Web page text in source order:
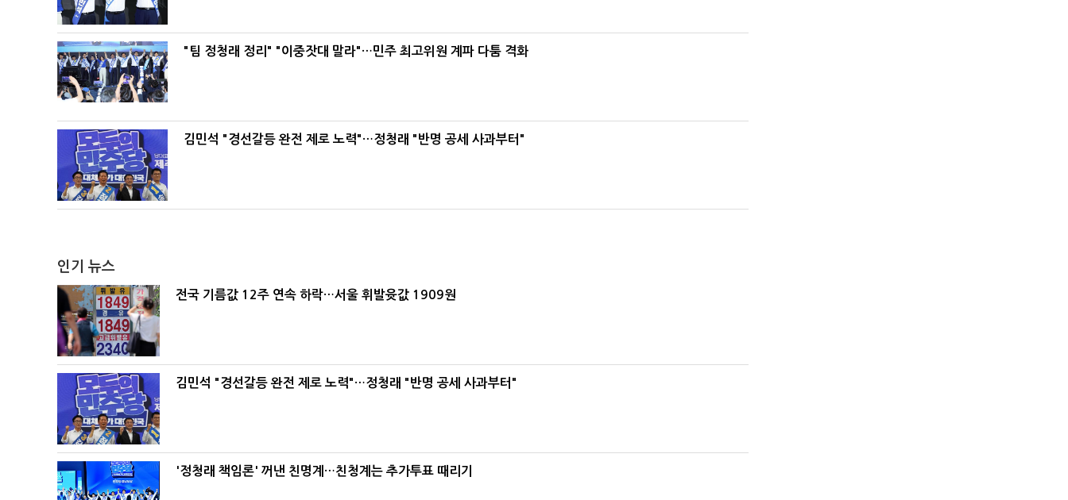
"팀 정청래 정리" "이중잣대 말라"…민주 최고위원 계파 다툼 격화
김민석 "경선갈등 완전 제로 노력"…정청래 "반명 공세 사과부터"
인기 뉴스
전국 기름값 12주 연속 하락…서울 휘발윳값 1909원
김민석 "경선갈등 완전 제로 노력"…정청래 "반명 공세 사과부터"
'정청래 책임론' 꺼낸 친명계…친청계는 추가투표 때리기